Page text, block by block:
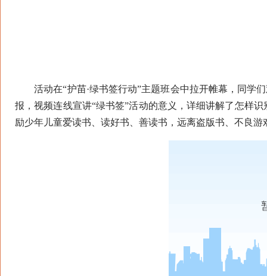
活动在“护苗·绿书签行动”主题班会中拉开帷幕，同学们
报，视频连线宣讲“绿书签”活动的意义，详细讲解了怎样
励少年儿童爱读书、读好书、善读书，远离盗版书、不良